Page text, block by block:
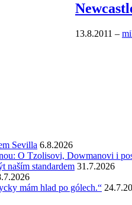
13.8.2011 –
Sevilla 6.8.2026
O Tzolisovi, Dowmanovi i
naším standardem 31.7.2026
mám hlad po gólech.“